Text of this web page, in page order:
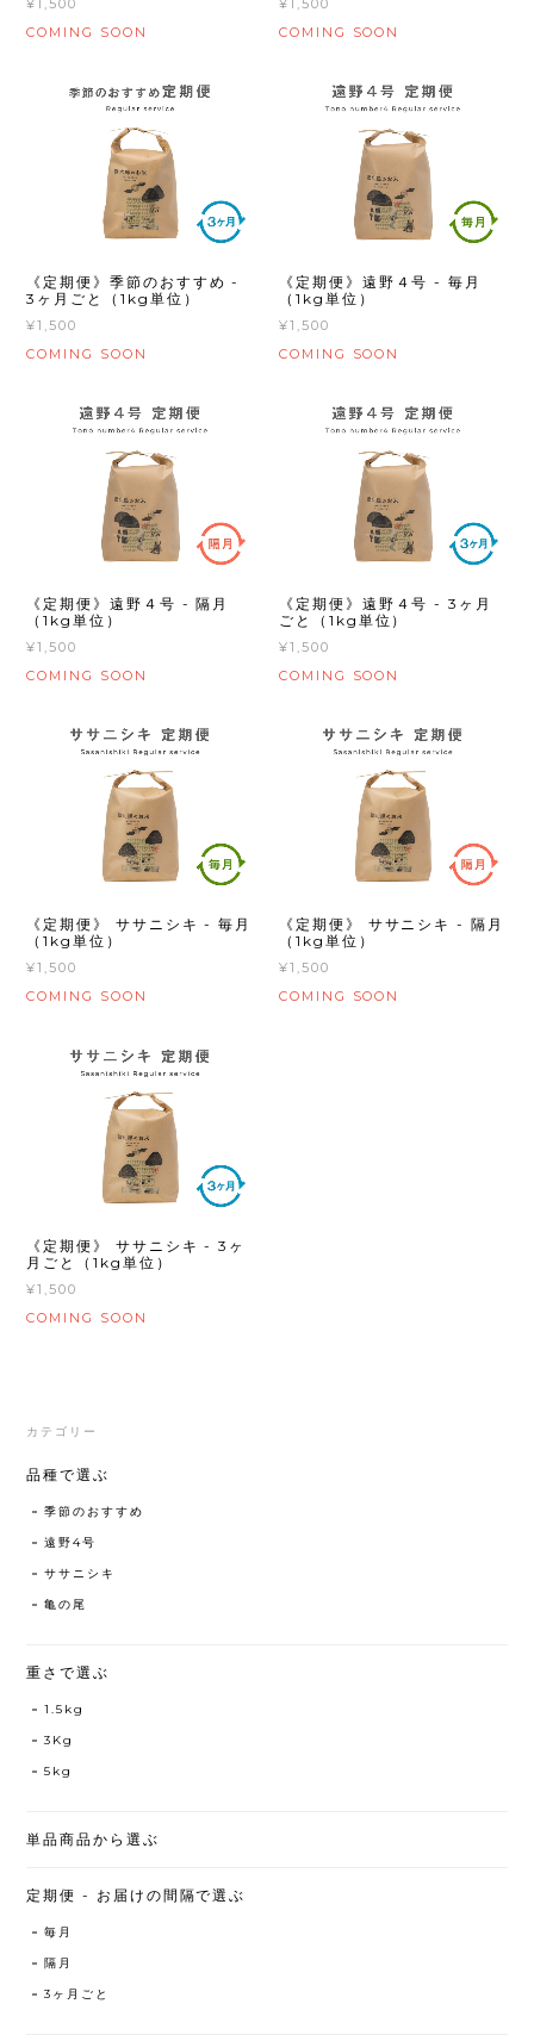
¥1,500
COMING SOON
¥1,500
COMING SOON
《定期便》季節のおすすめ -
3ヶ月ごと（1kg単位）
¥1,500
COMING SOON
《定期便》遠野４号 - 毎月
（1kg単位）
¥1,500
COMING SOON
《定期便》遠野４号 - 隔月
（1kg単位）
¥1,500
COMING SOON
《定期便》遠野４号 - 3ヶ月
ごと（1kg単位）
¥1,500
COMING SOON
《定期便》 ササニシキ - 毎月
（1kg単位）
¥1,500
COMING SOON
《定期便》 ササニシキ - 隔月
（1kg単位）
¥1,500
COMING SOON
《定期便》 ササニシキ - 3ヶ
月ごと（1kg単位）
¥1,500
COMING SOON
カテゴリー
品種で選ぶ
季節のおすすめ
遠野4号
ササニシキ
亀の尾
重さで選ぶ
1.5kg
3Kg
5kg
単品商品から選ぶ
定期便 - お届けの間隔で選ぶ
毎月
隔月
3ヶ月ごと